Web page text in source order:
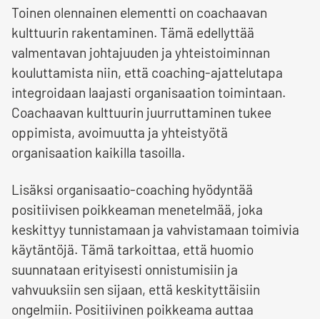
Toinen olennainen elementti on coachaavan
kulttuurin rakentaminen. Tämä edellyttää
valmentavan johtajuuden ja yhteistoiminnan
kouluttamista niin, että coaching-ajattelutapa
integroidaan laajasti organisaation toimintaan.
Coachaavan kulttuurin juurruttaminen tukee
oppimista, avoimuutta ja yhteistyötä
organisaation kaikilla tasoilla.
Lisäksi organisaatio-coaching hyödyntää
positiivisen poikkeaman menetelmää, joka
keskittyy tunnistamaan ja vahvistamaan toimivia
käytäntöjä. Tämä tarkoittaa, että huomio
suunnataan erityisesti onnistumisiin ja
vahvuuksiin sen sijaan, että keskityttäisiin
ongelmiin. Positiivinen poikkeama auttaa